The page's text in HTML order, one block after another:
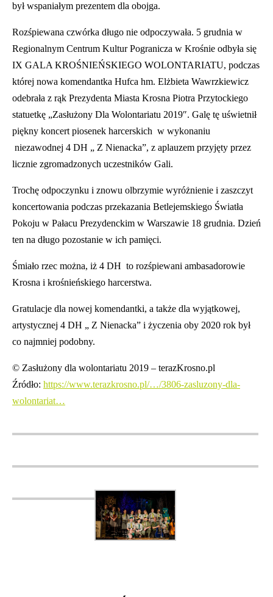
był wspaniałym prezentem dla obojga.
Rozśpiewana czwórka długo nie odpoczywała. 5 grudnia w
Regionalnym Centrum Kultur Pogranicza w Krośnie odbyła się
IX GALA KROŚNIEŃSKIEGO WOLONTARIATU, podczas
której nowa komendantka Hufca hm. Elżbieta Wawrzkiewicz
odebrała z rąk Prezydenta Miasta Krosna Piotra Przytockiego
statuetkę „Zasłużony Dla Wolontariatu 2019″. Galę tę uświetnił
piękny koncert piosenek harcerskich w wykonaniu
niezawodnej 4 DH „ Z Nienacka”, z aplauzem przyjęty przez
licznie zgromadzonych uczestników Gali.
Trochę odpoczynku i znowu olbrzymie wyróżnienie i zaszczyt
koncertowania podczas przekazania Betlejemskiego Światła
Pokoju w Pałacu Prezydenckim w Warszawie 18 grudnia. Dzień
ten na długo pozostanie w ich pamięci.
Śmiało rzec można, iż 4 DH to rozśpiewani ambasadorowie
Krosna i krośnieńskiego harcerstwa.
Gratulacje dla nowej komendantki, a także dla wyjątkowej,
artystycznej 4 DH „ Z Nienacka” i życzenia oby 2020 rok był
co najmniej podobny.
© Zasłużony dla wolontariatu 2019 – terazKrosno.pl
Źródło: https://www.terazkrosno.pl/…/3806-zasluzony-dla-
wolontariat…